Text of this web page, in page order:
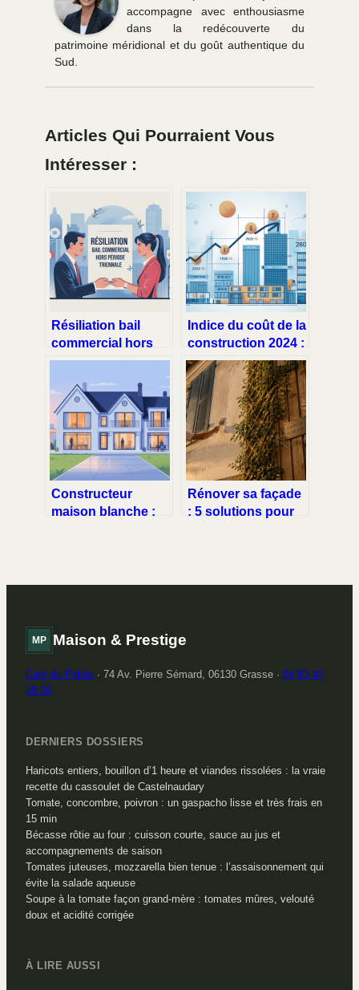
accompagne avec enthousiasme
dans la redécouverte du
patrimoine méridional et du goût authentique du
Sud.
Articles Qui Pourraient Vous
Intéresser :
Résiliation bail
commercial hors
période triennale :
stratégies
Indice du coût de la
construction 2024 :
mode d’emploi clair
pour bien l’utiliser
Constructeur
maison blanche :
Rénover sa façade
: 5 solutions pour
MP Maison & Prestige
Café du Palais · 74 Av. Pierre Sémard, 06130 Grasse · 04 93 40
29 26
DERNIERS DOSSIERS
Haricots entiers, bouillon d’1 heure et viandes rissolées : la vraie
recette du cassoulet de Castelnaudary
Tomate, concombre, poivron : un gaspacho lisse et très frais en
15 min
Bécasse rôtie au four : cuisson courte, sauce au jus et
accompagnements de saison
Tomates juteuses, mozzarella bien tenue : l’assaisonnement qui
évite la salade aqueuse
Soupe à la tomate façon grand-mère : tomates mûres, velouté
doux et acidité corrigée
À LIRE AUSSI